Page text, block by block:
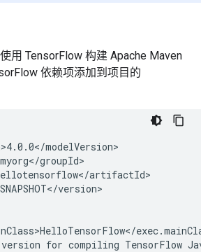
用 TensorFlow 构建 Apache Maven
依赖项添加到项目的
version>
version for compiling TensorFlow